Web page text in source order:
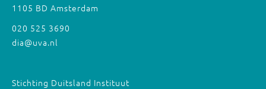
1105 BD Amsterdam
020 525 3690
dia@uva.nl
Stichting Duitsland Instituut